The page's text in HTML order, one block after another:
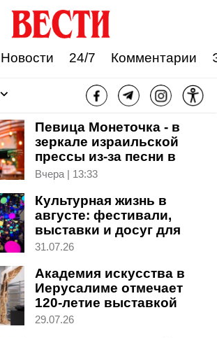
Новости 24/7 Комментарии
Певица Монеточка - в
зеркале израильской
прессы из-за песни в
фильме "Человек-паук"
Вчера | 13:33
Культурная жизнь в
августе: фестивали,
выставки и досуг для
всей семьи
31.07.26
Академия искусства в
Иерусалиме отмечает
120-летие выставкой
выпускников: вход
29.07.26